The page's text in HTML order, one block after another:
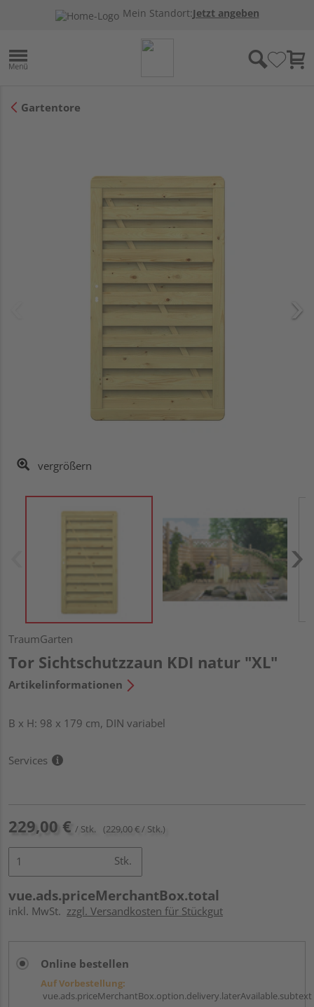
Mein Standort:Jetzt angeben
Gartentore
vergrößern
TraumGarten
Tor Sichtschutzzaun KDI natur "XL"
Artikelinformationen
B x H: 98 x 179 cm, DIN variabel
Services
229,00 € / Stk. (229,00 € / Stk.)
Stk.
vue.ads.priceMerchantBox.total
inkl. MwSt. zzgl. Versandkosten für Stückgut
Online bestellen
Auf Vorbestellung:
vue.ads.priceMerchantBox.option.delivery.laterAvailable.subtext